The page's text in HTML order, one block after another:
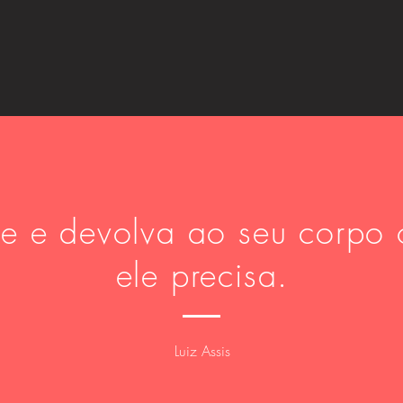
e devolva ao seu
ele precisa.
Luiz Assis